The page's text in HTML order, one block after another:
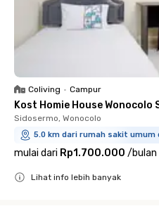
Coliving • Campur
Kost Homie House Wonocolo
Sidosermo, Wonocolo
5.0 km dari rumah sakit
mulai dari Rp1.700.000 /bulan
Lihat info lebih banyak